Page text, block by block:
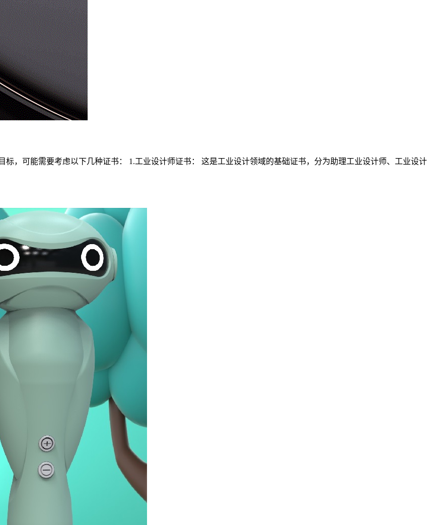
，可能需要考虑以下几种证书： 1.工业设计师证书： 这是工业设计领域的基础证书，分为助理工业设计师、工业设计